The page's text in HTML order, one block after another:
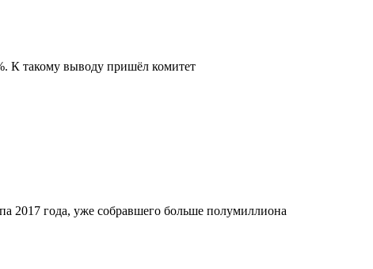
К такому выводу пришёл комитет
2017 года, уже собравшего больше полумиллиона